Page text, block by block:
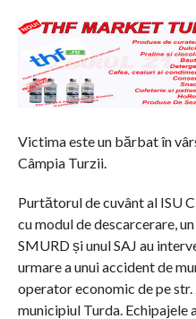
Victima este un bărbat în
Câmpia Turzii.
Purtătorul de cuvânt al ISU
cu modul de descarcerare,
SMURD și unul SAJ au
urmare a unui accident de
operator economic de pe
municipiul Turda. Echipajele